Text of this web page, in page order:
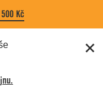
Kč